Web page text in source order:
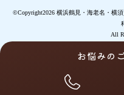
©Copyright2026 横浜鶴見・海老名・横
All
お悩みの